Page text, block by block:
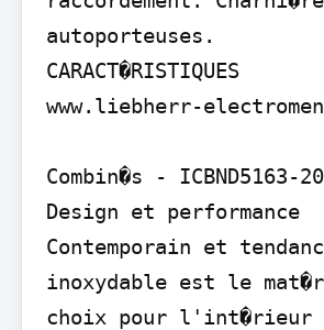
autoporteuses.
CARACT�RISTIQUES
www.liebherr-
Combin�s - ICBND5163-20
Design et performance
Contemporain et
inoxydable est le
choix pour l'int�rieur